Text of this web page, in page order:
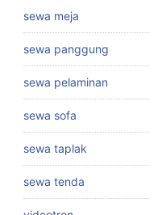
sewa meja
sewa panggung
sewa pelaminan
sewa sofa
sewa taplak
sewa tenda